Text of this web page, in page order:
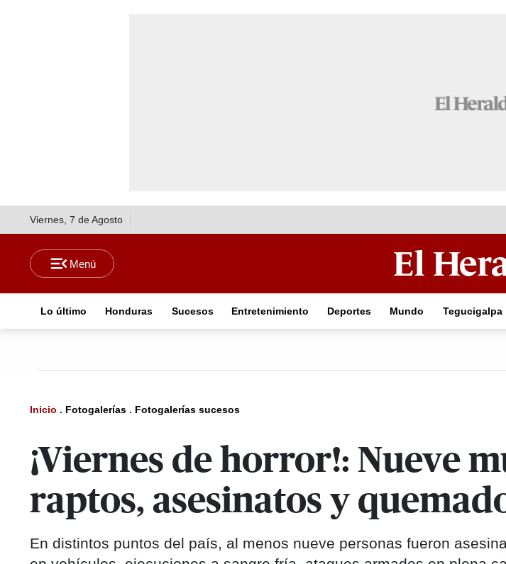
Viernes, 7 de Agosto
Lo último Honduras Sucesos Entretenimiento Deportes Mundo Tegucigalpa
Inicio . Fotogalerías . Fotogalerías sucesos
¡Viernes de horror!: Nueve
raptos, asesinatos y
En distintos puntos del país, al menos nueve personas fueron